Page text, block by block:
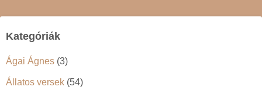
Kategóriák
Ágai Ágnes (3)
Állatos versek (54)